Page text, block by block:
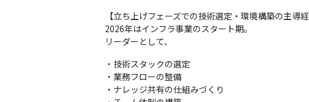
【立ち上げフェーズでの技術選定・環境構築の主導経
2026年はインフラ事業のスタート期。
リーダーとして、
・技術スタックの選定
・業務フローの整備
・ナレッジ共有の仕組みづくり